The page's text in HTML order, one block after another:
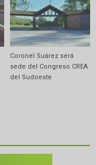
Coronel Suárez será
sede del Congreso CREA
del Sudoeste